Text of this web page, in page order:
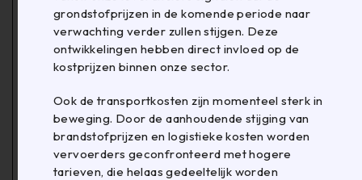
Wat is een palletwikkelaar?
Met palletwikkelmachines wordt een pallet(lading) op
efficiënte wijze voorzien van een stabiliserende en
beschermende laag folie. Deze folie sluit niet alleen
de lading stevig op zijn plek te houden tijdens
vervoer. Palletwikkelen gaat over verantwoord
verpakken en veilig vervoer over weg, water en
lucht. Hiermee voorkom je ongelukken en wordt de
grondstofprijzen in de komende periode naar
verwachting verder zullen stijgen. Deze
ontwikkelingen hebben direct invloed op de
kostprijzen binnen onze sector.
Ook de transportkosten zijn momenteel sterk in
beweging. Door de aanhoudende stijging van
brandstofprijzen en logistieke kosten worden
vervoerders geconfronteerd met hogere
tarieven, die helaas gedeeltelijk worden